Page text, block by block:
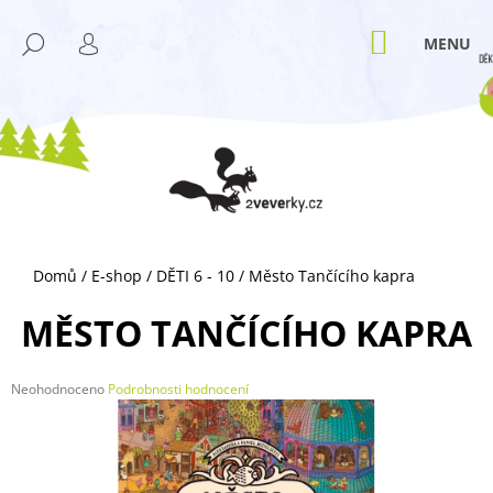
obsah HLEDAT
PŘIHLÁŠENÍ
NÁKUPNÍ
KOŠÍK
Domů / E-shop / DĚTI 6 - 10 / Město Tančícího kapra
MĚSTO TANČÍCÍHO KAPRA
Průměrné
Neohodnoceno Podrobnosti hodnocení
K
ZPĚT
ZPĚT
C
O
Ř
E
B
U
J
E